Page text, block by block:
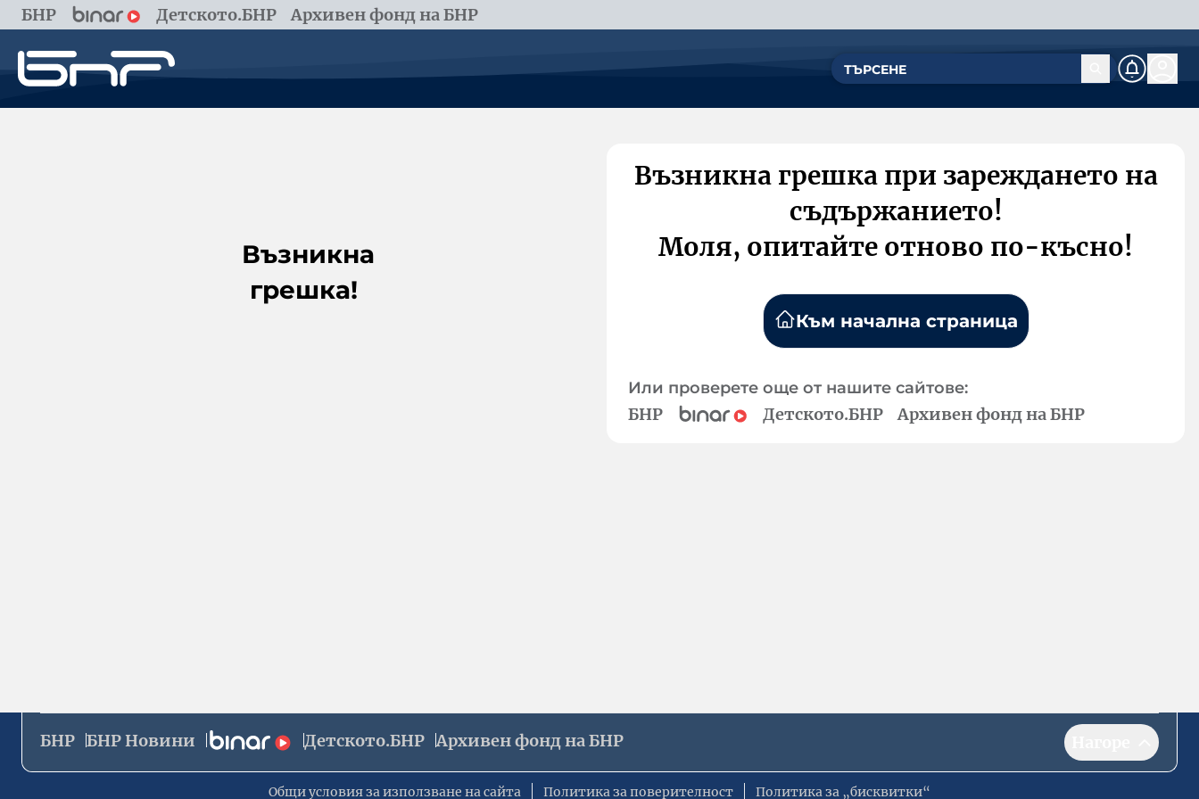
БНР Детското.БНР Архивен фонд на БНР
Възникна
грешка!
Възникна грешка при зареждането на
съдържанието!
Моля, опитайте отново по-късно!
Към начална страница
Или проверете още от нашите сайтове:
БНР Детското.БНР Архивен фонд на БНР
БНР БНР Новини Детското.БНР Архивен фонд на БНР
Общи условия за използване на сайта Политика за поверителност Политика за „бисквитки“